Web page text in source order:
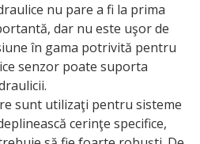
nu pare a fi la prima
dar nu este uşor de
în gama potrivită pentru
senzor poate suporta
sunt utilizaţi pentru sisteme
cerinţe specifice,